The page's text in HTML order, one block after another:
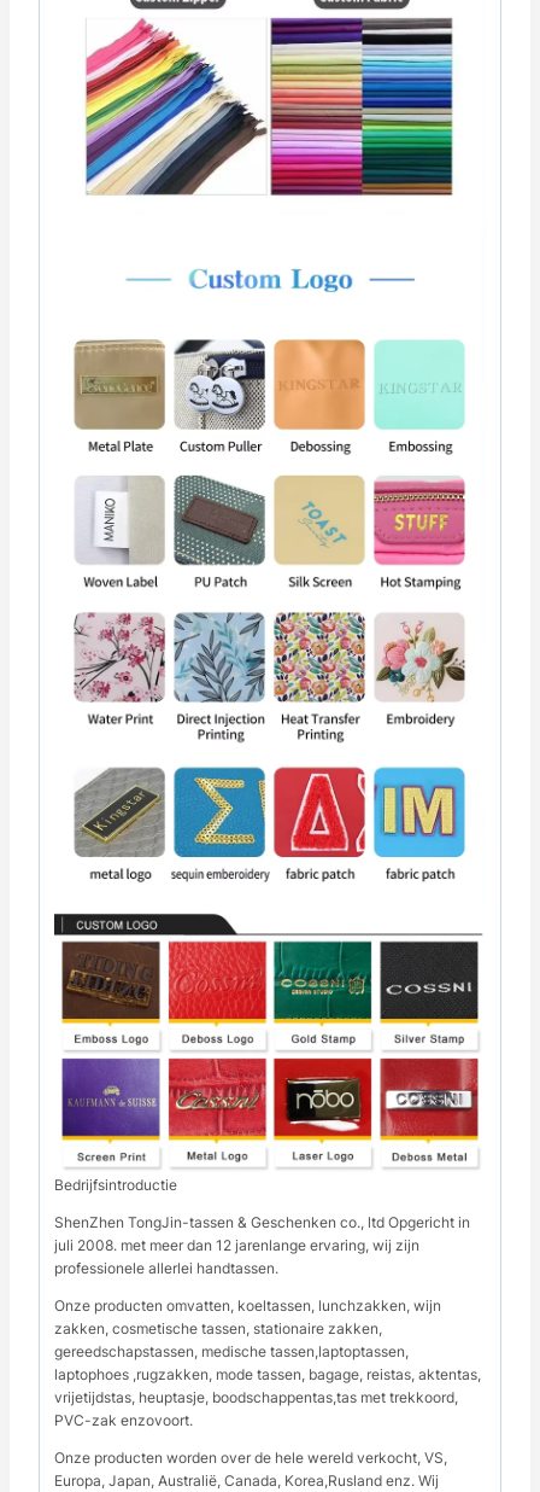
Bedrijfsintroductie
ShenZhen TongJin-tassen & Geschenken co., ltd Opgericht in
juli 2008. met meer dan 12 jarenlange ervaring, wij zijn
professionele allerlei handtassen.
Onze producten omvatten, koeltassen, lunchzakken, wijn
zakken, cosmetische tassen, stationaire zakken,
gereedschapstassen, medische tassen,laptoptassen,
laptophoes ,rugzakken, mode tassen, bagage, reistas, aktentas,
vrijetijdstas, heuptasje, boodschappentas,tas met trekkoord,
PVC-zak enzovoort.
Onze producten worden over de hele wereld verkocht, VS,
Europa, Japan, Australië, Canada, Korea,Rusland enz. Wij